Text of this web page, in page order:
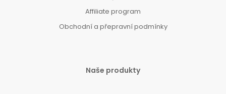
Affiliate program
Obchodní a přepravní podmínky
Naše produkty